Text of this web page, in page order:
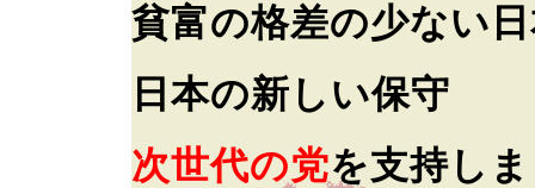
貧富の格差の少ない
日本の新しい保守
次世代の党を支持し